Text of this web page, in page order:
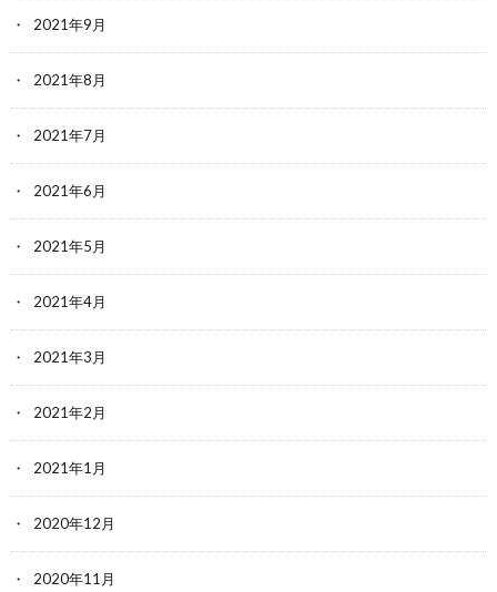
2021年9月
2021年8月
2021年7月
2021年6月
2021年5月
2021年4月
2021年3月
2021年2月
2021年1月
2020年12月
2020年11月